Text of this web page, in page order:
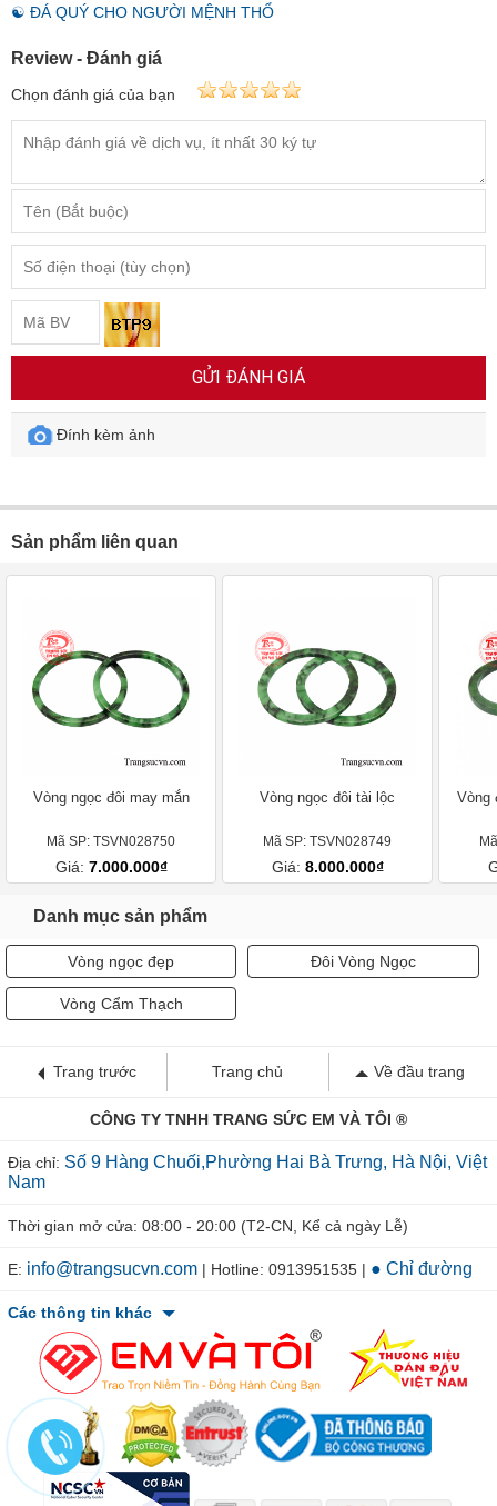
☯ ĐÁ QUÝ CHO NGƯỜI MỆNH THỔ
Review - Đánh giá
Chọn đánh giá của bạn
GỬI ĐÁNH GIÁ
Đính kèm ảnh
Sản phẩm liên quan
Vòng ngọc đôi may mắn
Mã SP: TSVN028750
Giá: 7.000.000₫
Vòng ngọc đôi tài lộc
Mã SP: TSVN028749
Giá: 8.000.000₫
Vòng
Danh mục sản phẩm
Vòng ngọc đẹp Đôi Vòng Ngọc
Vòng Cẩm Thạch
Trang trước Trang chủ Về đầu trang
CÔNG TY TNHH TRANG SỨC EM VÀ TÔI ®
Địa chỉ: Số 9 Hàng Chuối,Phường Hai Bà Trưng, Hà Nội, Việt
Nam
Thời gian mở cửa: 08:00 - 20:00 (T2-CN, Kể cả ngày Lễ)
E: info@trangsucvn.com | Hotline: 0913951535 | ● Chỉ đường
Các thông tin khác